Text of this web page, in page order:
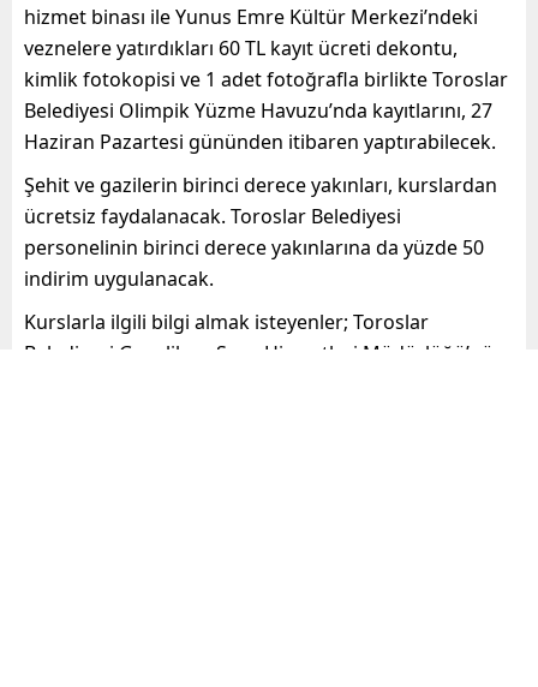
hizmet binası ile Yunus Emre Kültür Merkezi’ndeki
veznelere yatırdıkları 60 TL kayıt ücreti dekontu,
kimlik fotokopisi ve 1 adet fotoğrafla birlikte Toroslar
Belediyesi Olimpik Yüzme Havuzu’nda kayıtlarını, 27
Haziran Pazartesi gününden itibaren yaptırabilecek.
Şehit ve gazilerin birinci derece yakınları, kurslardan
ücretsiz faydalanacak. Toroslar Belediyesi
personelinin birinci derece yakınlarına da yüzde 50
indirim uygulanacak.
Kurslarla ilgili bilgi almak isteyenler; Toroslar
Belediyesi Gençlik ve Spor Hizmetleri Müdürlüğü’nün